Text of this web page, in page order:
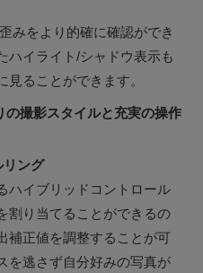
みをより的確に確認ができ
ハイライト/シャドウ表示も
ることができます。
撮影スタイルと充実の操作
リング
ハイブリッドコントロール
割り当てることができるの
補正値を調整することが可
を逃さず自分好みの写真が